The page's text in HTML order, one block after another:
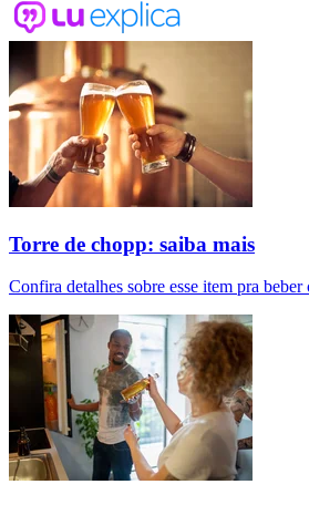
Torre de chopp: saiba mais
Confira detalhes sobre esse item pra beber